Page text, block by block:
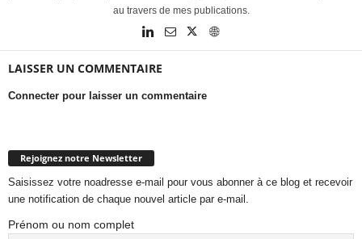
au travers de mes publications.
LAISSER UN COMMENTAIRE
Connecter pour laisser un commentaire
Rejoignez notre Newsletter
Saisissez votre noadresse e-mail pour vous abonner à ce blog et recevoir
une notification de chaque nouvel article par e-mail.
Prénom ou nom complet